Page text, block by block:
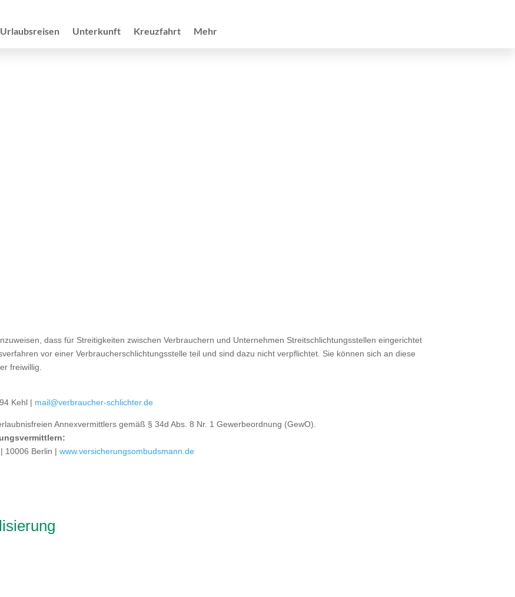
Urlaubsreisen Unterkunft Kreuzfahrt Mehr
dass für Streitigkeiten zwischen Verbrauchern und Unternehmen Streitschlichtungsstellen eingerichtet
vor einer Verbraucherschlichtungsstelle teil und sind dazu nicht verpflichtet. Sie können sich an diese
freiwillig.
Kehl | mail@verbraucher-schlichter.de
Annexvermittlers gemäß § 34d Abs. 8 Nr. 1 Gewerbeordnung (GewO).
| 10006 Berlin |www.versicherungsombudsmann.de